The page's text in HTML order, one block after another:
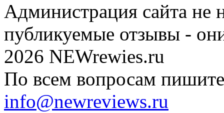
Администрация сайта не
публикуемые отзывы -
2026 NEWrewies.ru
По всем вопросам
info@newreviews.ru